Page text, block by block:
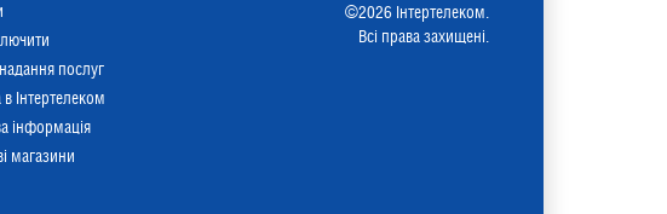
©2026 Інтертелеком.
Всі права захищені.
послуг
Інтертелеком
інформація
магазини